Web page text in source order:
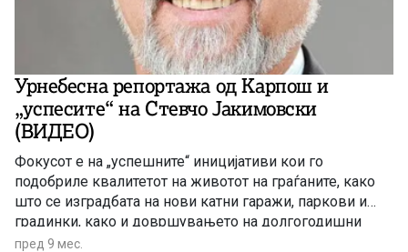
Урнебесна репортажа од Карпош и
„успесите“ на Стевчо Јакимовски
(ВИДЕО)
Фокусот е на „успешните“ иницијативи кои го
подобриле квалитетот на животот на граѓаните, како
што се изградбата на нови катни гаражи, паркови и
градинки, како и довршувањето на долгогодишни
обврски како фасадите на згради.
пред 9 мес.